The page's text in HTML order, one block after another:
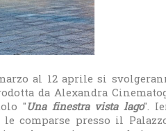
al 12 aprile si
da Alexandra
"Una finestra vista lago".
comparse presso il